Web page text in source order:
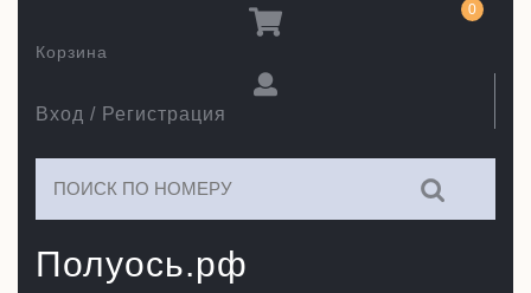
Полуось.рф
Вход / Регистрация
Корзина
0